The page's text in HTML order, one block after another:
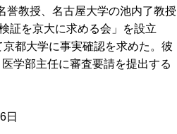
教授、名古屋大学の池内了教授
証を京大に求める会」を設立
都大学に事実確認を求めた。彼
学部主任に審査要請を提出する
日